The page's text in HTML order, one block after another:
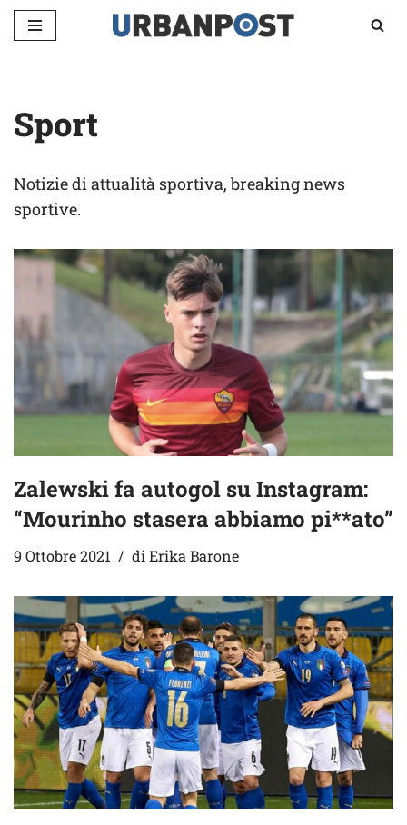
Sport
Notizie di attualità sportiva, breaking news
sportive.
Zalewski fa autogol su Instagram:
“Mourinho stasera abbiamo pi**ato”
9 Ottobre 2021 di Erika Barone